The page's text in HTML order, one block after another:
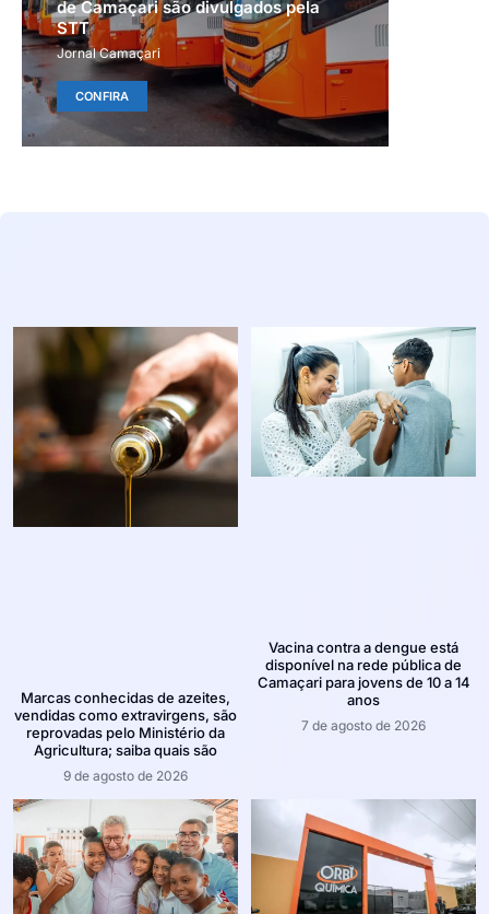
de Camaçari são divulgados pela
STT
Jornal Camaçari
CONFIRA
Marcas conhecidas de azeites,
vendidas como extravirgens, são
reprovadas pelo Ministério da
Agricultura; saiba quais são
9 de agosto de 2026
Vacina contra a dengue está
disponível na rede pública de
Camaçari para jovens de 10 a 14
anos
7 de agosto de 2026